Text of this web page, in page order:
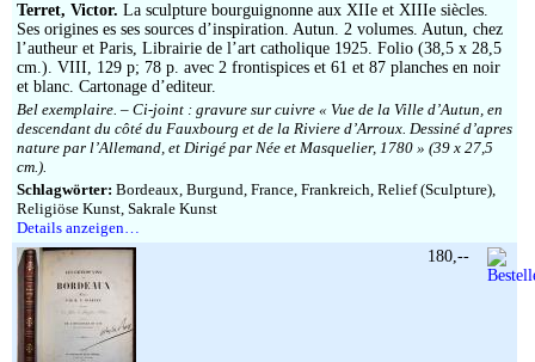
Terret, Victor. La sculpture bourguignonne aux XIIe et XIIIe siècles.
Ses origines es ses sources d’inspiration. Autun. 2 volumes. Autun, chez
l’autheur et Paris, Librairie de l’art catholique 1925. Folio (38,5 x 28,5
cm.). VIII, 129 p; 78 p. avec 2 frontispices et 61 et 87 planches en noir
et blanc. Cartonage d’editeur.
Bel exemplaire. – Ci-joint : gravure sur cuivre « Vue de la Ville d’Autun, en
descendant du côté du Fauxbourg et de la Riviere d’Arroux. Dessiné d’apres
nature par l’Allemand, et Dirigé par Née et Masquelier, 1780 » (39 x 27,5
cm.).
Schlagwörter: Bordeaux, Burgund, France, Frankreich, Relief (Sculpture),
Religiöse Kunst, Sakrale Kunst
Details anzeigen…
180,--